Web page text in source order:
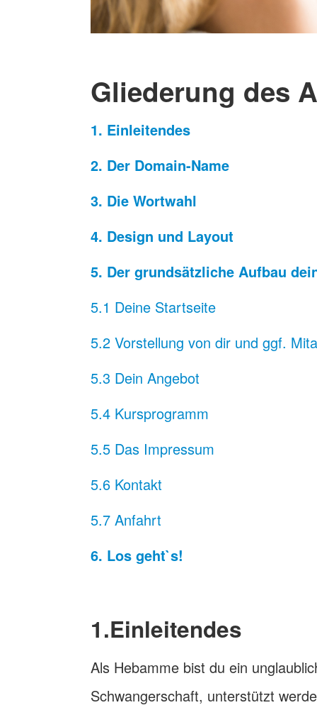
Gliederung des
1. Einleitendes
2. Der Domain-Name
3. Die Wortwahl
4. Design und Layout
5. Der grundsätzliche Aufbau
5.1 Deine Startseite
5.2 Vorstellung von dir und ggf.
5.3 Dein Angebot
5.4 Kursprogramm
5.5 Das Impressum
5.6 Kontakt
5.7 Anfahrt
6. Los geht`s!
1.Einleitendes
Als Hebamme bist du ein
Schwangerschaft, unterstützt